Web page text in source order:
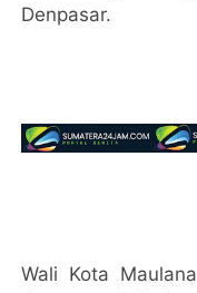
Denpasar.
Wali Kota